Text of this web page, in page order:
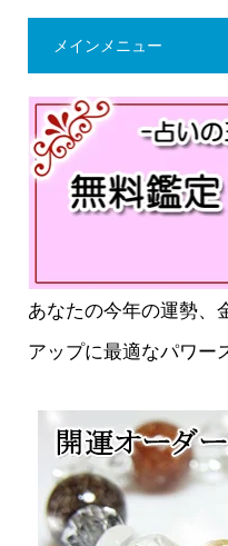
メインメニュー
あなたの今年の運勢、
アップに最適なパワー